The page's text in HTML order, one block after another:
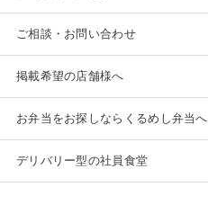
ご相談・お問い合わせ
掲載希望の店舗様へ
お弁当をお探しならくるめし弁当へ
デリバリー型の社員食堂